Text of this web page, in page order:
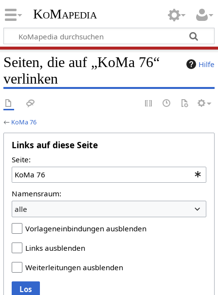
KoMapedia
Hilfe
Seiten, die auf „KoMa 76“
verlinken
← KoMa 76
Links auf diese Seite
Seite:
Namensraum:
alle
Vorlageneinbindungen ausblenden
Links ausblenden
Weiterleitungen ausblenden
Los